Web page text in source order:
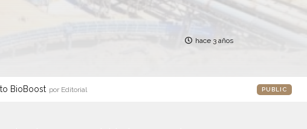
hace 3 años
BioBoost por Editorial PUBLIC